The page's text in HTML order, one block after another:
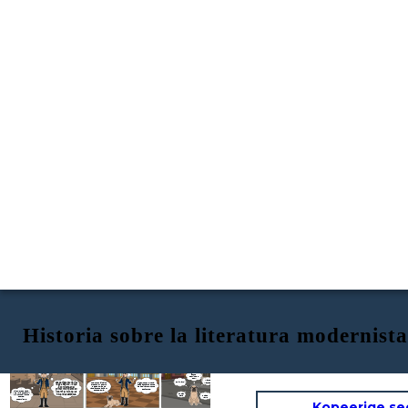
Historia sobre la literatura modernista
mi nombre es tamal
y les voy a compartir
mis conocimientos
sobre el
modernismo.
Desde Hispanoamérica
llegó a España, lo que
lo convierte en el
primer movimiento en
invertir el flujo de las
influencias estéticas.
sigamos con el tema,
esta época fue donde
se inspiraron muchos
escritores.
estos
escritores
son...
Rubén
Darío
José Martí
Amado
Nervo
Manuel
Machado